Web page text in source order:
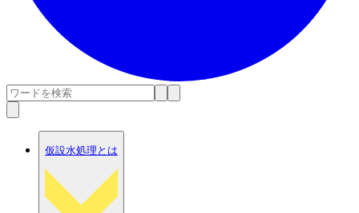
仮設水処理とは